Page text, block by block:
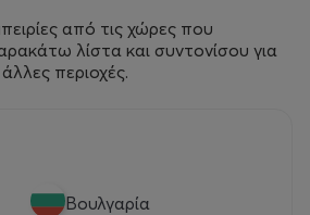
από τις χώρες που
λίστα και συντονίσου για
περιοχές.
Βουλγαρία